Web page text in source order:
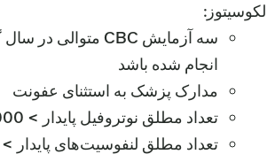
لکوسیتوز:
انجام شده باشد
مدارک پزشک به استثنای عفونت
تعداد مطلق نوتروفیل پایدار > 20000
تعداد مطلق لنفوسیت‌های پایدار > 10000